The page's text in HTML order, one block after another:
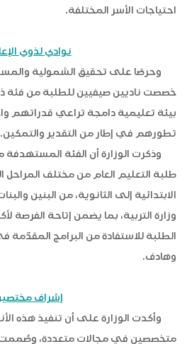
احتياجات الأسر المختلفة.
نوادي لذوي
وحرصًا على تحقيق الشمولية
خصصت ناديين صيفيين للطلبة من فئة
بيئة تعليمية دامجة تراعي قدراتهم
تطورهم في إطار من التقدير والتمكين.
وذكرت الوزارة أن الفئة
طلبة التعليم العام من مختلف المراحل
الابتدائية إلى الثانوية، من البنين
وزارة التربية، بما يضمن إتاحة الفرصة
الطلبة للاستفادة من البرامج
وهادف.
إشراف
وأكدت الوزارة على أن تنفيذ هذه
متخصصين في مجالات متعددة، وصُممت